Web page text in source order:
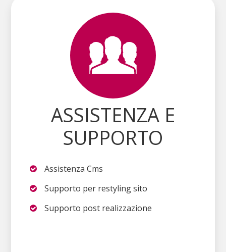
ASSISTENZA E
SUPPORTO
Assistenza Cms
Supporto per restyling sito
Supporto post realizzazione